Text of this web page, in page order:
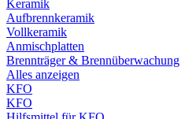
Keramik
Aufbrennkeramik
Vollkeramik
Anmischplatten
Brennträger & Brennüberwachung
Alles anzeigen
KFO
KFO